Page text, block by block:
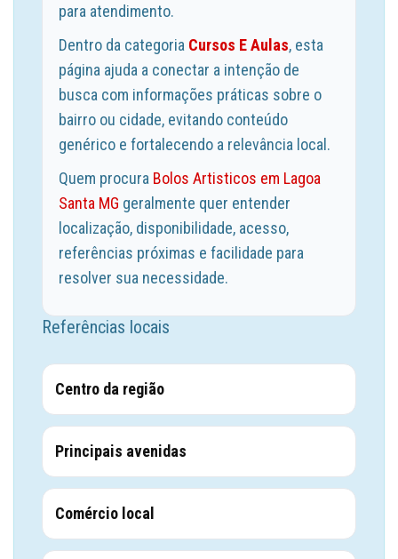
para atendimento.
Dentro da categoria Cursos E Aulas, esta
página ajuda a conectar a intenção de
busca com informações práticas sobre o
bairro ou cidade, evitando conteúdo
genérico e fortalecendo a relevância local.
Quem procura Bolos Artisticos em Lagoa
Santa MG geralmente quer entender
localização, disponibilidade, acesso,
referências próximas e facilidade para
resolver sua necessidade.
Referências locais
Centro da região
Principais avenidas
Comércio local